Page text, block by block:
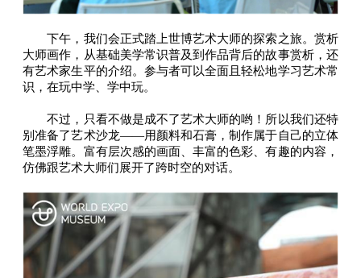
下午，我们会正式踏上世博艺术大师的探索之旅。赏析
大师画作，从基础美学常识普及到作品背后的故事赏析，还
有艺术家生平的介绍。参与者可以全面且轻松地学习艺术常
识，在玩中学、学中玩。
不过，只看不做是成不了艺术大师的哟！所以我们还特
别准备了艺术沙龙——用颜料和石膏，制作属于自己的立体
笔墨浮雕。富有层次感的画面、丰富的色彩、有趣的内容，
仿佛跟艺术大师们展开了跨时空的对话。